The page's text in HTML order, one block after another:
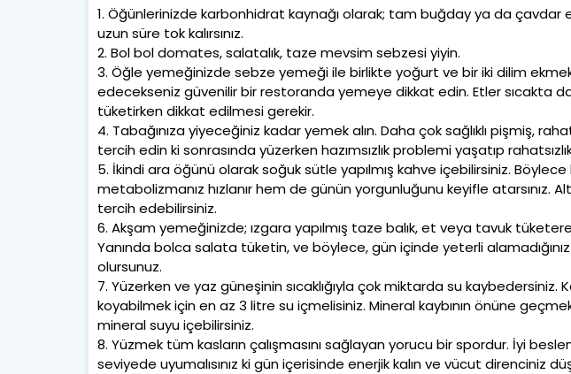
1. Öğünlerinizde karbonhidrat kaynağı olarak; tam buğday ya da
uzun süre tok kalırsınız.
2. Bol bol domates, salatalık, taze mevsim sebzesi yiyin.
3. Öğle yemeğinizde sebze yemeği ile birlikte yoğurt ve bir iki dilim
edecekseniz güvenilir bir restoranda yemeye dikkat edin. Etler sıcakta
tüketirken dikkat edilmesi gerekir.
4. Tabağınıza yiyeceğiniz kadar yemek alın. Daha çok sağlıklı pişmiş,
tercih edin ki sonrasında yüzerken hazımsızlık problemi yaşatıp
5. İkindi ara öğünü olarak soğuk sütle yapılmış kahve içebilirsiniz.
metabolizmanız hızlanır hem de günün yorgunluğunu keyifle atarsınız.
tercih edebilirsiniz.
6. Akşam yemeğinizde; ızgara yapılmış taze balık, et veya tavuk
Yanında bolca salata tüketin, ve böylece, gün içinde yeterli
olursunuz.
7. Yüzerken ve yaz güneşinin sıcaklığıyla çok miktarda su kaybedersiniz.
koyabilmek için en az 3 litre su içmelisiniz. Mineral kaybının önüne
mineral suyu içebilirsiniz.
8. Yüzmek tüm kasların çalışmasını sağlayan yorucu bir spordur. İyi
seviyede uyumalısınız ki gün içerisinde enerjik kalın ve vücut direnciniz